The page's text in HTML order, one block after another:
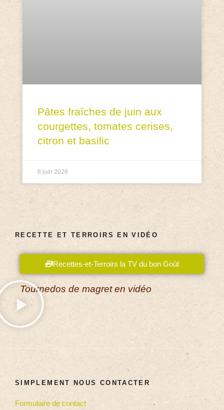
Pâtes fraîches de juin aux
courgettes, tomates cerises,
citron et basilic
8 juin 2026
RECETTE ET TERROIRS EN VIDÉO
Recettes-et-Terroirs la TV du bon Goût
Tournedos de magret en vidéo
SIMPLEMENT NOUS CONTACTER
Formulaire de contact